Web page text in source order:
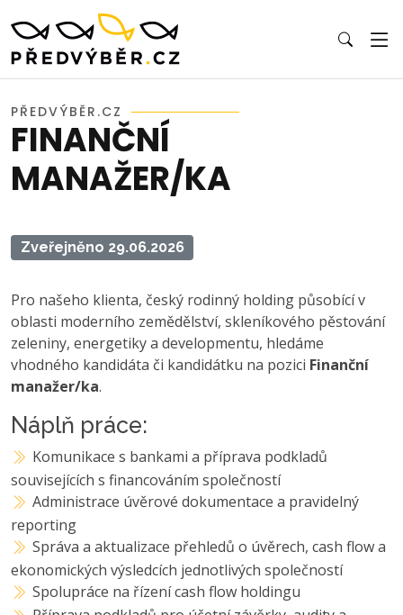
PŘEDVÝBĚR.CZ
FINANČNÍ
MANAŽER/KA
Zveřejněno 29.06.2026
Pro našeho klienta, český rodinný holding působící v
oblasti moderního zemědělství, skleníkového pěstování
zeleniny, energetiky a developmentu, hledáme
vhodného kandidáta či kandidátku na pozici Finanční
manažer/ka.
Náplň práce:
Komunikace s bankami a příprava podkladů
souvisejících s financováním společností
Administrace úvěrové dokumentace a pravidelný
reporting
Správa a aktualizace přehledů o úvěrech, cash flow a
ekonomických výsledcích jednotlivých společností
Spolupráce na řízení cash flow holdingu